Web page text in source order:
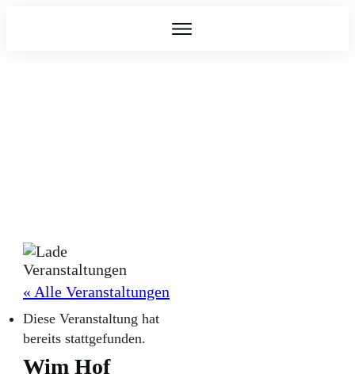
« Alle Veranstaltungen
Diese Veranstaltung hat
bereits stattgefunden.
Wim Hof